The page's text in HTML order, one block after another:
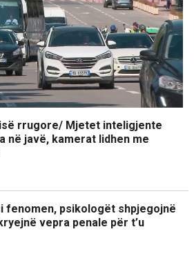
rrugore/ Mjetet inteligjente
në javë, kamerat lidhen me
fenomen, psikologët shpjegojnë
vepra penale për t’u